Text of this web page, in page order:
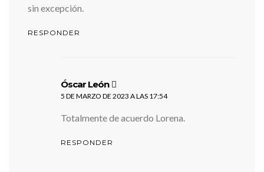
sin excepción.
RESPONDER
Óscar León
5 DE MARZO DE 2023 A LAS 17:54
Totalmente de acuerdo Lorena.
RESPONDER